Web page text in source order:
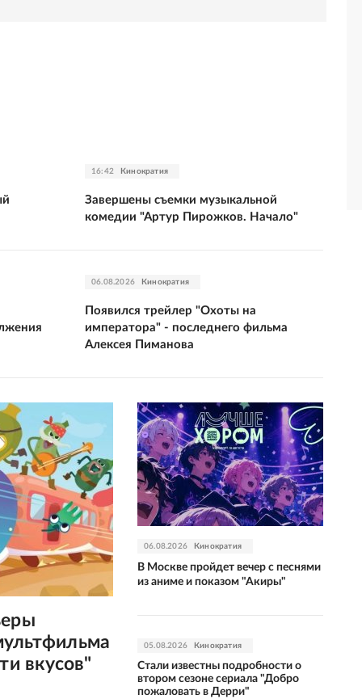
16:42 Кинократия
Завершены съемки музыкальной
комедии "Артур Пирожков. Начало"
06.08.2026 Кинократия
Появился трейлер "Охоты на
императора" - последнего фильма
Алексея Пиманова
вкусов"
06.08.2026 Кинократия
В Москве пройдет вечер с песнями
из аниме и показом "Акиры"
05.08.2026 Кинократия
Стали известны подробности о
втором сезоне сериала "Добро
пожаловать в Дерри"